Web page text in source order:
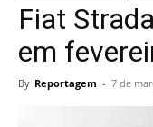
Fiat
em
By Reportagem - 7 de